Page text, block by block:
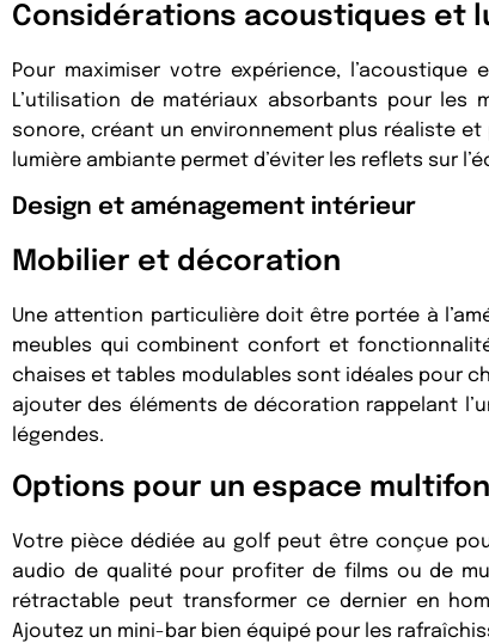
Considérations acoustiques et
Pour maximiser votre expérience,
L’utilisation de matériaux absorbants pour
sonore, créant un environnement plus réaliste
lumière ambiante permet d’éviter les reflets sur
Design et aménagement intérieur
Mobilier et décoration
Une attention particulière doit être portée à
meubles qui combinent confort et
chaises et tables modulables sont idéales pour
ajouter des éléments de décoration rappelant
légendes.
Options pour un espace
Votre pièce dédiée au golf peut être conçue
audio de qualité pour profiter de films ou de
rétractable peut transformer ce dernier en
Ajoutez un mini-bar bien équipé pour les